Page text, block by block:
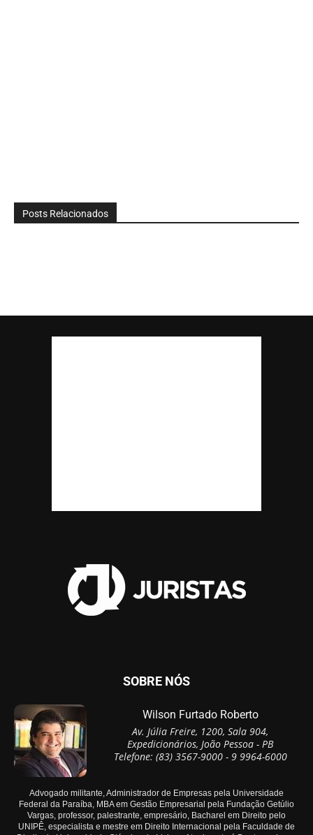
Posts Relacionados
SOBRE NÓS
Wilson Furtado Roberto
Av. Júlia Freire, 1200, Sala 904,
Expedicionários, João Pessoa - PB
Telefone: (83) 3567-9000 - 9 9964-6000
Advogado militante, Administrador de Empresas pela Universidade
Federal da Paraíba, MBA em Gestão Empresarial pela Fundação Getúlio
Vargas, professor, palestrante, empresário, Bacharel em Direito pelo
UNIPÊ, especialista e mestre em Direito Internacional pela Faculdade de